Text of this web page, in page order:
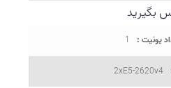
بگیرید
یونیت : 1
2xE5-2620v4